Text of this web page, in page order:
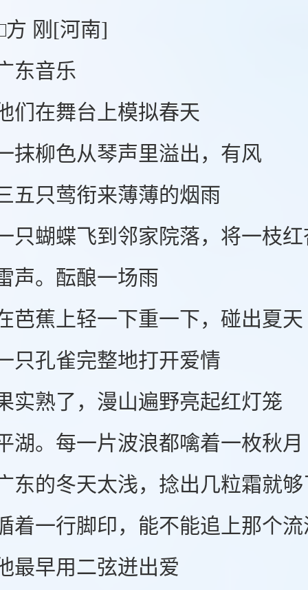
[河南]
音乐
舞台上模拟春天
色从琴声里溢出，有风
莺衔来薄薄的烟雨
蝶飞到邻家院落，将一枝红
酝酿一场雨
上轻一下重一下，碰出夏天
雀完整地打开爱情
了，漫山遍野亮起红灯笼
每一片波浪都噙着一枚秋月
冬天太浅，捻出几粒霜就够
行脚印，能不能追上那个流
用二弦迸出爱